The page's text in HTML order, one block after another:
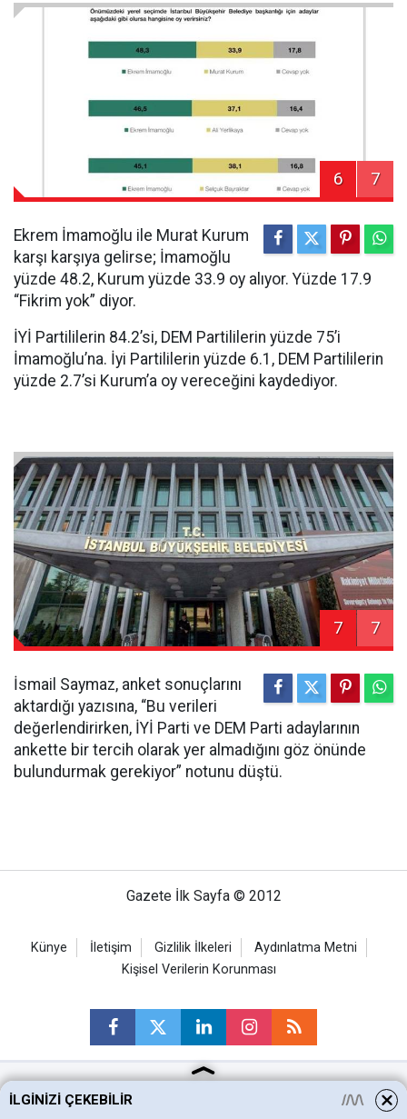
6 7
Ekrem İmamoğlu ile Murat Kurum
karşı karşıya gelirse; İmamoğlu
yüzde 48.2, Kurum yüzde 33.9 oy alıyor. Yüzde 17.9
“Fikrim yok” diyor.
İYİ Partililerin 84.2’si, DEM Partililerin yüzde 75’i
İmamoğlu’na. İyi Partililerin yüzde 6.1, DEM Partililerin
yüzde 2.7’si Kurum’a oy vereceğini kaydediyor.
7 7
İsmail Saymaz, anket sonuçlarını
aktardığı yazısına, “Bu verileri
değerlendirirken, İYİ Parti ve DEM Parti adaylarının
ankette bir tercih olarak yer almadığını göz önünde
bulundurmak gerekiyor” notunu düştü.
Gazete İlk Sayfa © 2012
Künye İletişim Gizlilik İlkeleri
Aydınlatma Metni
Kişisel Verilerin Korunması
Ankara Haberleri
İLGINIZI ÇEKEBILIR